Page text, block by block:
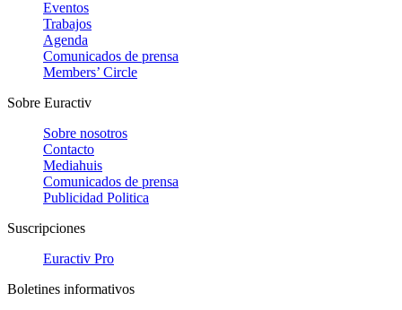
Eventos
Trabajos
Agenda
Comunicados de prensa
Members’ Circle
Sobre Euractiv
Sobre nosotros
Contacto
Mediahuis
Comunicados de prensa
Publicidad Politica
Suscripciones
Euractiv Pro
Boletines informativos